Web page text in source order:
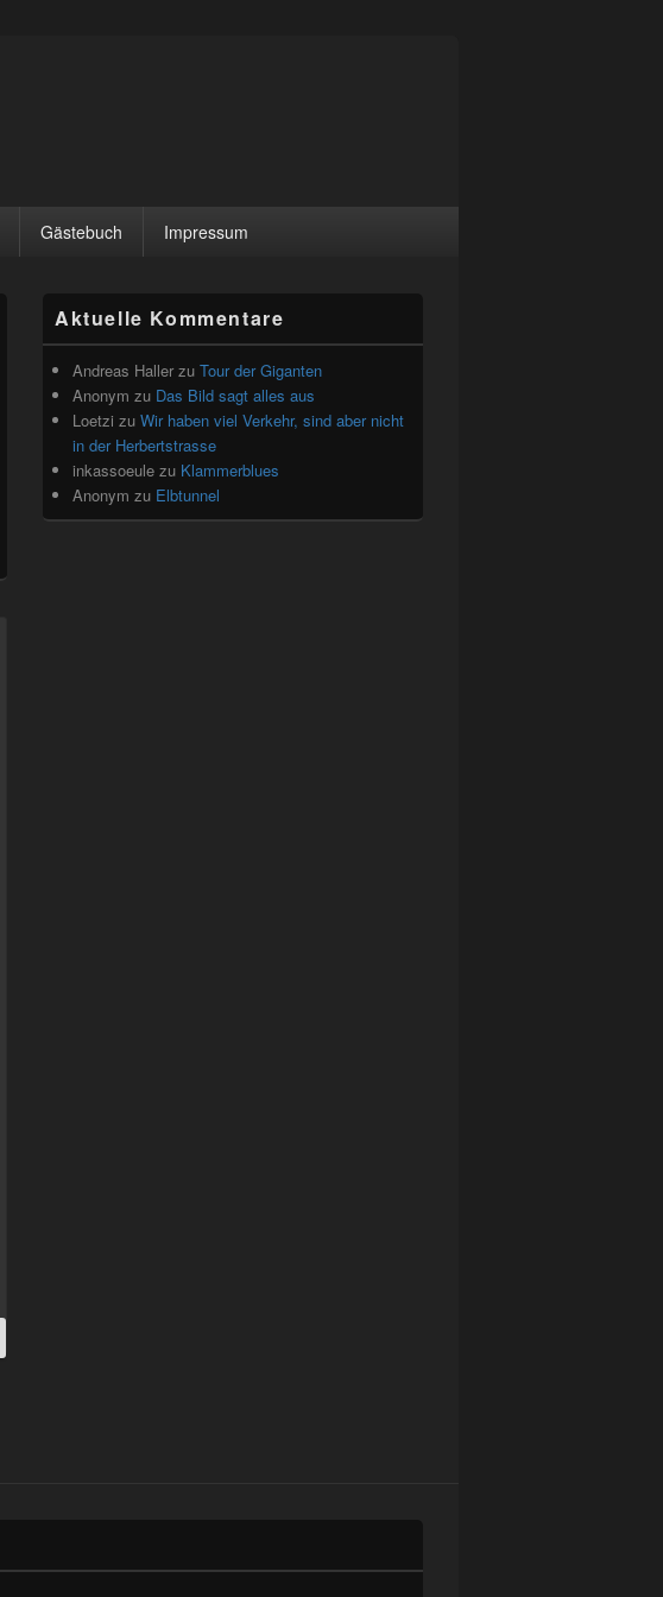
Gästebuch Impressum
Seitenleisten
Widget-
Bereich
Aktuelle Kommentare
Andreas Haller zu Tour der Giganten
Anonym zu Das Bild sagt alles aus
Loetzi zu Wir haben viel Verkehr, sind aber nicht
in der Herbertstrasse
inkassoeule zu Klammerblues
Anonym zu Elbtunnel